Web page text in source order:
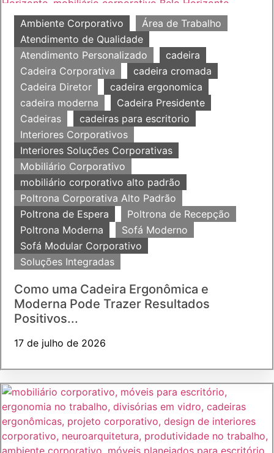
Ambiente Corporativo
Área de Trabalho
Atendimento de Qualidade
Atendimento Personalizado
cadeira
Cadeira Corporativa
cadeira cromada
Cadeira Diretor
cadeira ergonomica
cadeira moderna
Cadeira Presidente
Cadeiras
cadeiras para escritorio
Interiores Corporativos
Interiores Soluções Corporativas
Mobiliário Corporativo
mobiliário corporativo alto padrão
Poltrona Corporativa Alto Padrão
Poltrona de Espera
Poltrona de Recepção
Poltrona Moderna
Sofá Moderno
Sofá Modular Corporativo
Soluções Integradas
Como uma Cadeira Ergonômica e
Moderna Pode Trazer Resultados
Positivos...
17 de julho de 2026